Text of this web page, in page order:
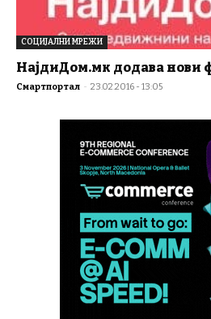
СОЦИЈАЛНИ МРЕЖИ
НајдиДом.мк додава нови
Смартпортал - 23.02.2016 - 13:05